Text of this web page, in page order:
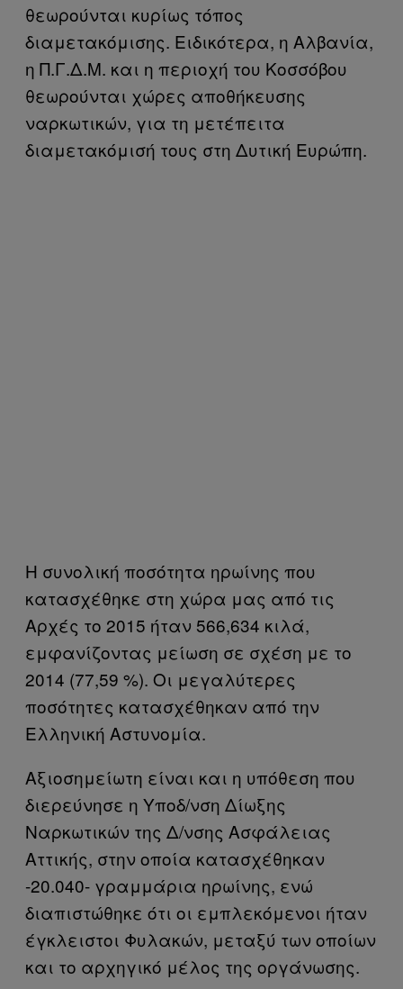
θεωρούνται κυρίως τόπος
διαμετακόμισης. Ειδικότερα, η Αλβανία,
η Π.Γ.Δ.Μ. και η περιοχή του Κοσσόβου
θεωρούνται χώρες αποθήκευσης
ναρκωτικών, για τη μετέπειτα
διαμετακόμισή τους στη Δυτική Ευρώπη.
Η συνολική ποσότητα ηρωίνης που
κατασχέθηκε στη χώρα μας από τις
Αρχές το 2015 ήταν 566,634 κιλά,
εμφανίζοντας μείωση σε σχέση με το
2014 (77,59 %). Οι μεγαλύτερες
ποσότητες κατασχέθηκαν από την
Ελληνική Αστυνομία.
Αξιοσημείωτη είναι και η υπόθεση που
διερεύνησε η Υποδ/νση Δίωξης
Ναρκωτικών της Δ/νσης Ασφάλειας
Αττικής, στην οποία κατασχέθηκαν
-20.040- γραμμάρια ηρωίνης, ενώ
διαπιστώθηκε ότι οι εμπλεκόμενοι ήταν
έγκλειστοι Φυλακών, μεταξύ των οποίων
και το αρχηγικό μέλος της οργάνωσης.